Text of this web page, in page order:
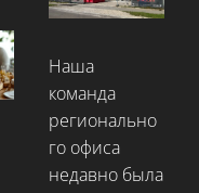
Наша
команда
регионально
го офиса
недавно была